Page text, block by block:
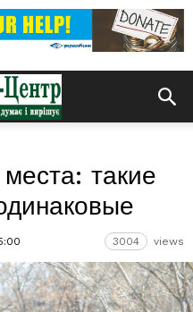
такие
3004 views